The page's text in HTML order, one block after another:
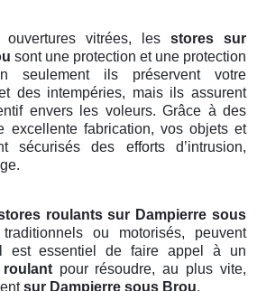
vitrées, les stores
sur
sont une protection et une protection
seulement ils préservent votre
des intempéries, mais ils assurent
envers les voleurs. Grâce à des
excellente fabrication, vos objets et
sécurisés des efforts d’intrusion,
roulants sur Dampierre sous
ou motorisés, peuvent
est essentiel de faire appel à un
pour résoudre, au plus vite,
sur Dampierre sous Brou.